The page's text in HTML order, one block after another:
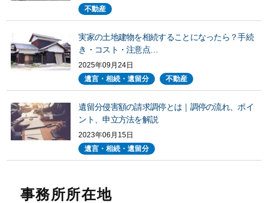
不動産
実家の土地建物を相続することになったら？手続
き・コスト・注意点…
2025年09月24日
遺言・相続・遺留分
不動産
遺留分侵害額の請求調停とは｜調停の流れ、ポイ
ント、申立方法を解説
2023年06月15日
遺言・相続・遺留分
事務所所在地